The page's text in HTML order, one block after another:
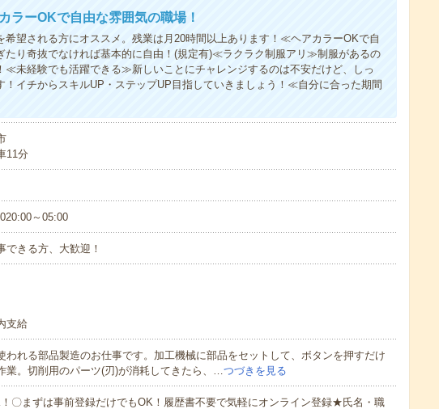
ラーOKで自由な雰囲気の職場！
望される方にオススメ。残業は月20時間以上あります！≪ヘアカラーOKで自
たり奇抜でなければ基本的に自由！(規定有)≪ラクラク制服アリ≫制服があるの
≪未経験でも活躍できる≫新しいことにチャレンジするのは不安だけど、しっ
！イチからスキルUP・ステップUP目指していきましょう！≪自分に合った期間
11分
～05:00
できる方、大歓迎！
支給
われる部品製造のお仕事です。加工機械に部品をセットして、ボタンを押すだけ
業。切削用のパーツ(刃)が消耗してきたら、…つづきを見る
〇まずは事前登録だけでもOK！履歴書不要で気軽にオンライン登録★氏名・職